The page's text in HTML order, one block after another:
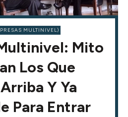
MULTINIVEL)
Mito
Los Que
Y Ya
Para Entrar